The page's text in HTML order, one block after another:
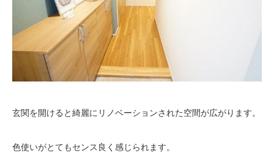
玄関を開けると綺麗にリノベーションされた空間が広がります。
色使いがとてもセンス良く感じられます。